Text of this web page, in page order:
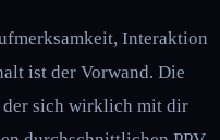
Interaktion
ist der Vorwand. Die
der sich wirklich mit dir